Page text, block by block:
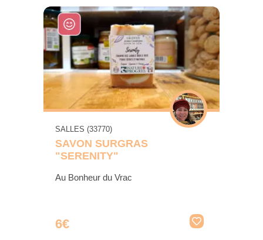
SALLES (33770)
SAVON SURGRAS
"SERENITY"
Au Bonheur du Vrac
6€